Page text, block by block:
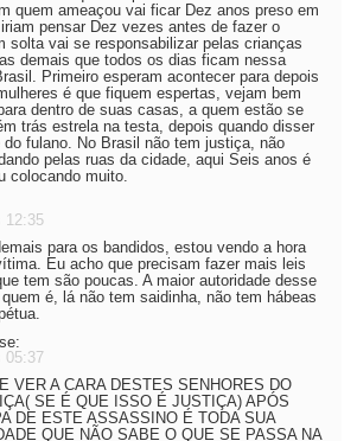
quem ameaçou vai ficar Dez anos preso em
pensar Dez vezes antes de fazer o
solta vai se responsabilizar pelas crianças
demais que todos os dias ficam nessa
Primeiro esperam acontecer para depois
é que fiquem espertas, vejam bem
dentro de suas casas, a quem estão se
trás estrela na testa, depois quando disser
fulano. No Brasil não tem justiça, não
pelas ruas da cidade, aqui Seis anos é
colocando muito.
12:35
para os bandidos, estou vendo a hora
Eu acho que precisam fazer mais leis
tem são poucas. A maior autoridade desse
é, lá não tem saidinha, não tem hábeas
05:37
VER A CARA DESTES SENHORES DO
SE É QUE ISSO É JUSTIÇA) APÓS
DE ESTE ASSASSINO É TODA SUA
QUE NÃO SABE O QUE SE PASSA NA